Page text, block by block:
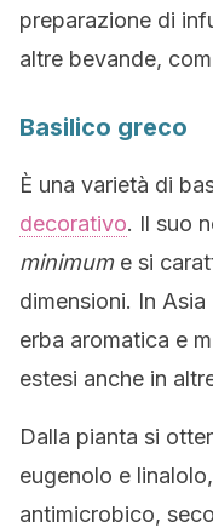
preparazione di
altre bevande,
Basilico greco
È una varietà di
decorativo. Il suo
minimum e si
dimensioni. In
erba aromatica e
estesi anche in
Dalla pianta si
eugenolo e
antimicrobico,